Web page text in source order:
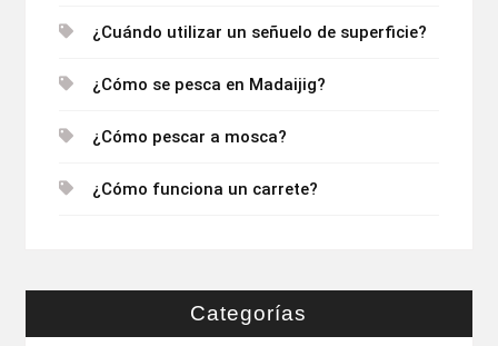
¿Cuándo utilizar un señuelo de superficie?
¿Cómo se pesca en Madaijig?
¿Cómo pescar a mosca?
¿Cómo funciona un carrete?
Categorías